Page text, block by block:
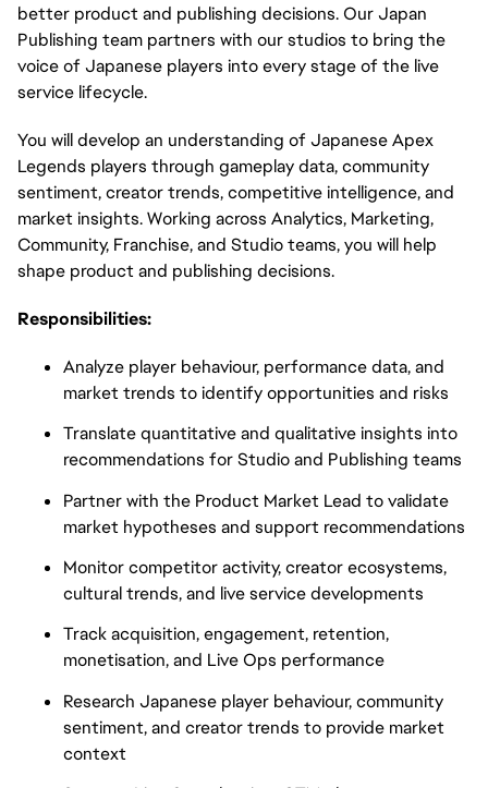
better product and publishing decisions. Our Japan
Publishing team partners with our studios to bring the
voice of Japanese players into every stage of the live
service lifecycle.
You will develop an understanding of Japanese Apex
Legends players through gameplay data, community
sentiment, creator trends, competitive intelligence, and
market insights. Working across Analytics, Marketing,
Community, Franchise, and Studio teams, you will help
shape product and publishing decisions.
Responsibilities:
Analyze player behaviour, performance data, and
market trends to identify opportunities and risks
Translate quantitative and qualitative insights into
recommendations for Studio and Publishing teams
Partner with the Product Market Lead to validate
market hypotheses and support recommendations
Monitor competitor activity, creator ecosystems,
cultural trends, and live service developments
Track acquisition, engagement, retention,
monetisation, and Live Ops performance
Research Japanese player behaviour, community
sentiment, and creator trends to provide market
context